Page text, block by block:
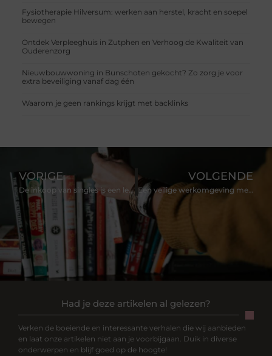
Fysiotherapie Hilversum: werken aan herstel, kracht en soepel
bewegen
Ontdek Verpleeghuis in Zutphen en Verhoog de Kwaliteit van
Ouderenzorg
Nieuwbouwwoning in Bunschoten gekocht? Zo zorg je voor
extra beveiliging vanaf dag één
Waarom je geen rankings krijgt met backlinks
Had je deze artikelen al gelezen?
Verken de boeiende en interessante verhalen die wij aanbieden
en laat onze artikelen niet aan je voorbijgaan. Duik in diverse
onderwerpen en blijf goed op de hoogte!
VORIGE
De inkoop van singles is een leuke zoektocht
VOLGENDE
Een veilige werkomgeving met de stapelaar opleiding